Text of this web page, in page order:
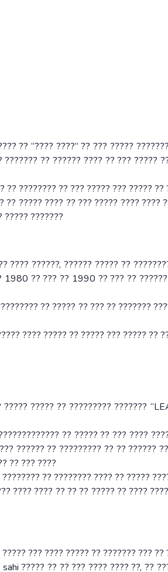
?? “???? ????” ?? ??? ?????
?? ?????? ???? ?? ??? ?????
?? ???????? ?? ??? ????? ??? ?????
????? ???? ?? ??? ????? ???? ????
????? ???????
???? ??????, ?????? ????? ??
1980 ?? ??? ?? 1990 ?? ??? ??
?? ????? ?? ??? ?? ???????
???? ????? ?? ????? ??? ????? ??
????? ?? ????????? ???????
?? ????? ?? ??? ????
?????? ?? ????????? ?? ?? ??????
?? ??? ????
?? ???????? ???? ?? ?????
???? ???? ?? ?? ?? ????? ?? ????
??? ???? ????? ?? ??????? ???
????? ?? ?? ??? ???? ???? ??, ??